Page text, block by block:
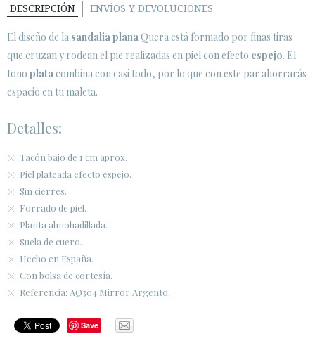
DESCRIPCIÓN ENVÍOS Y DEVOLUCIONES
El diseño de la sandalia planaQuera está formado por finas tiras
que cruzan y rodean el pie realizadas en piel con efecto espejo. El
tono platacombina con casi todo, por lo que con este par ahorrarás
espacio en tu maleta.
Detalles:
Tacón bajo de 1 cm aprox.
Piel plateada efecto espejo.
Sin cierres.
Forrado de piel.
Planta almohadillada.
Suela de cuero.
Hecho en España.
Con bolsa de cortesía.
Referencia: AQ304 Mirror Argento.
Save